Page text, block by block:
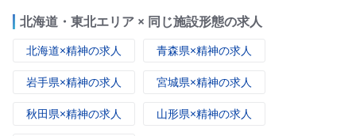
北海道・東北エリア × 同じ施設形態の求人
北海道×精神の求人 青森県×精神の求人
岩手県×精神の求人 宮城県×精神の求人
秋田県×精神の求人 山形県×精神の求人